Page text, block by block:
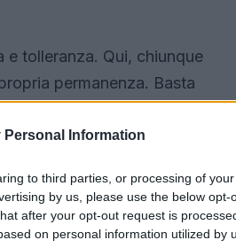
Personal Information
to third parties, or processing of
by us, please use the below opt-
after your opt-out request is
on personal information utilized by
e tolleranza. Qui, chiunque
permanenza. Basta
diventare a tutti gli effetti
arrivato, così come i
parte di questa